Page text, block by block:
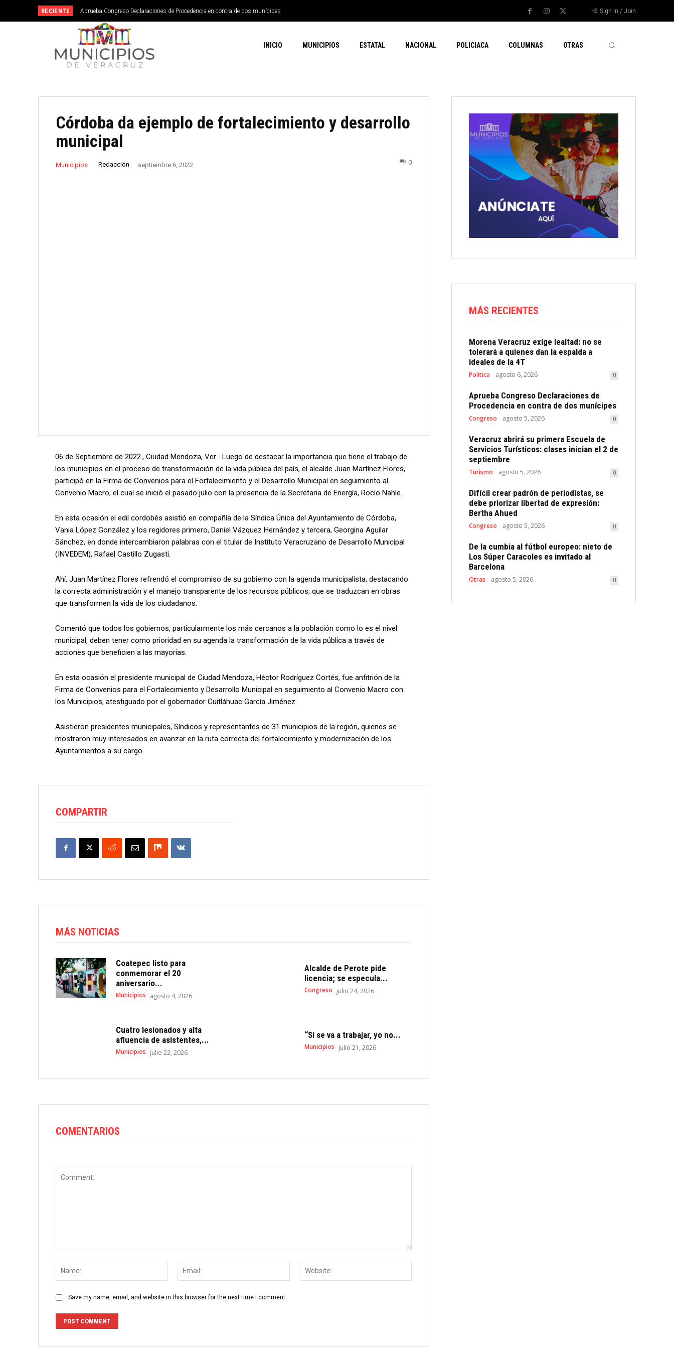
RECIENTE Aprueba Congreso Declaraciones de Procedencia en contra de dos munícipes Sign in / Join
INICIO MUNICIPIOS ESTATAL NACIONAL POLICIACA COLUMNAS OTRAS
Córdoba da ejemplo de fortalecimiento y desarrollo
municipal
Municipios Redacción septiembre 6, 2022 0
06 de Septiembre de 2022., Ciudad Mendoza, Ver.- Luego de destacar la importancia que tiene el trabajo de
los municipios en el proceso de transformación de la vida pública del país, el alcalde Juan Martínez Flores,
participó en la Firma de Convenios para el Fortalecimiento y el Desarrollo Municipal en seguimiento al
Convenio Macro, el cual se inició el pasado julio con la presencia de la Secretaria de Energía, Rocío Nahle.
En esta ocasión el edil cordobés asistió en compañía de la Síndica Única del Ayuntamiento de Córdoba,
Vania López González y los regidores primero, Daniel Vázquez Hernández y tercera, Georgina Aguilar
Sánchez, en donde intercambiaron palabras con el titular de Instituto Veracruzano de Desarrollo Municipal
(INVEDEM), Rafael Castillo Zugasti.
Ahí, Juan Martínez Flores refrendó el compromiso de su gobierno con la agenda municipalista, destacando
la correcta administración y el manejo transparente de los recursos públicos, que se traduzcan en obras
que transformen la vida de los ciudadanos.
Comentó que todos los gobiernos, particularmente los más cercanos a la población como lo es el nivel
municipal, deben tener como prioridad en su agenda la transformación de la vida pública a través de
acciones que beneficien a las mayorías.
En esta ocasión el presidente municipal de Ciudad Mendoza, Héctor Rodríguez Cortés, fue anfitrión de la
Firma de Convenios para el Fortalecimiento y Desarrollo Municipal en seguimiento al Convenio Macro con
los Municipios, atestiguado por el gobernador Cuitláhuac García Jiménez.
Asistieron presidentes municipales, Síndicos y representantes de 31 municipios de la región, quienes se
mostraron muy interesados en avanzar en la ruta correcta del fortalecimiento y modernización de los
Ayuntamientos a su cargo.
COMPARTIR
MÁS NOTICIAS
Coatepec listo para
conmemorar el 20
aniversario...
Municipios agosto 4, 2026
Alcalde de Perote pide
licencia; se especula...
Congreso julio 24, 2026
Cuatro lesionados y alta
afluencia de asistentes,...
Municipios julio 22, 2026
“Si se va a trabajar, yo no...
Municipios julio 21, 2026
COMENTARIOS
Save my name, email, and website in this browser for the next time I comment.
MÁS RECIENTES
Morena Veracruz exige lealtad: no se
tolerará a quienes dan la espalda a
ideales de la 4T
Politica agosto 6, 2026 0
Aprueba Congreso Declaraciones de
Procedencia en contra de dos munícipes
Congreso agosto 5, 2026 0
Veracruz abrirá su primera Escuela de
Servicios Turísticos: clases inician el 2 de
septiembre
Turismo agosto 5, 2026 0
Difícil crear padrón de periodistas, se
debe priorizar libertad de expresión:
Bertha Ahued
Congreso agosto 5, 2026 0
De la cumbia al fútbol europeo: nieto de
Los Súper Caracoles es invitado al
Barcelona
Otras agosto 5, 2026 0